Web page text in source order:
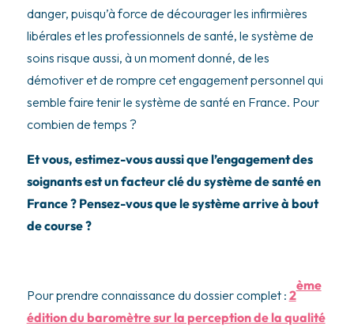
danger, puisqu’à force de décourager les infirmières
libérales et les professionnels de santé, le système de
soins risque aussi, à un moment donné, de les
démotiver et de rompre cet engagement personnel qui
semble faire tenir le système de santé en France. Pour
combien de temps ?
Et vous, estimez-vous aussi que l’engagement des
soignants est un facteur clé du système de santé en
France ? Pensez-vous que le système arrive à bout
de course ?
Pour prendre connaissance du dossier complet : 2
ème
édition du baromètre sur la perception de la qualité